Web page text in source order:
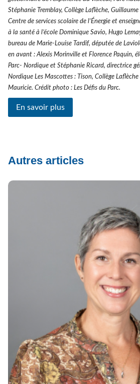
Stéphanie Tremblay, Collège Laflèche,
Centre de services scolaire de l’Énergie et
à la santé à l’école Dominique Savio, Hugo
bureau de Marie-Louise Tardif, députée de
en avant : Alexis Morinville et Florence Paquin,
Parc- Nordique et Stéphanie Ricard, directrice
Nordique Les Mascottes : Tison, Collège
Mauricie. Crédit photo : Les Défis du Parc.
En savoir plus
Autres articles